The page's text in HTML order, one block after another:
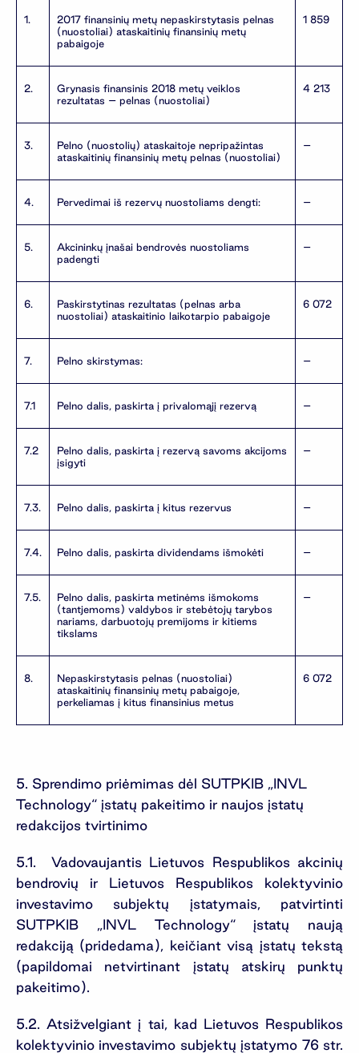
1.
2017 finansinių metų nepaskirstytasis pelnas
(nuostoliai) ataskaitinių finansinių metų
pabaigoje
1 859
2.
Grynasis finansinis 2018 metų veiklos
rezultatas – pelnas (nuostoliai)
4 213
3.
Pelno (nuostolių) ataskaitoje nepripažintas
ataskaitinių finansinių metų pelnas (nuostoliai)
–
4. Pervedimai iš rezervų nuostoliams dengti: –
5.
Akcininkų įnašai bendrovės nuostoliams
padengti
–
6.
Paskirstytinas rezultatas (pelnas arba
nuostoliai) ataskaitinio laikotarpio pabaigoje
6 072
7. Pelno skirstymas: –
7.1 Pelno dalis, paskirta į privalomąjį rezervą –
7.2
Pelno dalis, paskirta į rezervą savoms akcijoms
įsigyti
–
7.3. Pelno dalis, paskirta į kitus rezervus –
7.4. Pelno dalis, paskirta dividendams išmokėti –
7.5.
Pelno dalis, paskirta metinėms išmokoms
(tantjemoms) valdybos ir stebėtojų tarybos
nariams, darbuotojų premijoms ir kitiems
tikslams
–
8.
Nepaskirstytasis pelnas (nuostoliai)
ataskaitinių finansinių metų pabaigoje,
perkeliamas į kitus finansinius metus
6 072
5. Sprendimo priėmimas dėl SUTPKIB „INVL
Technology“ įstatų pakeitimo ir naujos įstatų
redakcijos tvirtinimo
5.1. Vadovaujantis Lietuvos Respublikos akcinių
bendrovių ir Lietuvos Respublikos kolektyvinio
investavimo subjektų įstatymais, patvirtinti
SUTPKIB „INVL Technology“ įstatų naują
redakciją (pridedama), keičiant visą įstatų tekstą
(papildomai netvirtinant įstatų atskirų punktų
pakeitimo).
5.2. Atsižvelgiant į tai, kad Lietuvos Respublikos
kolektyvinio investavimo subjektų įstatymo 76 str.